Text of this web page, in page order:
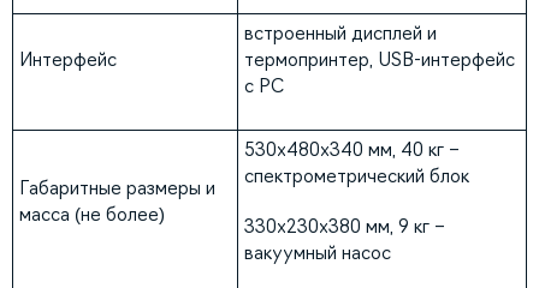
Интерфейс
встроенный дисплей и
термопринтер, USB-интерфейс
с PC
Габаритные размеры и
масса (не более)
530х480х340 мм, 40 кг –
спектрометрический блок
330х230х380 мм, 9 кг –
вакуумный насос